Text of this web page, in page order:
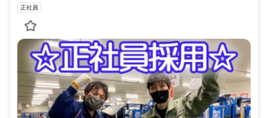
正社員